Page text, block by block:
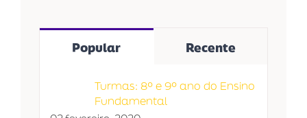
Popular Recente
Turmas: 8º e 9º ano do Ensino
Fundamental